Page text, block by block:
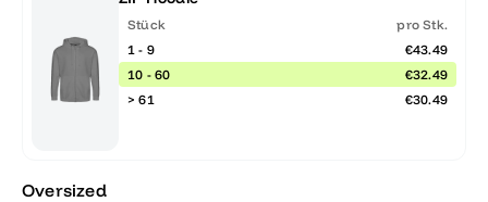
Stück
pro Stk.
1 - 9
€43.49
10 - 60
€32.49
> 61
€30.49
Oversized